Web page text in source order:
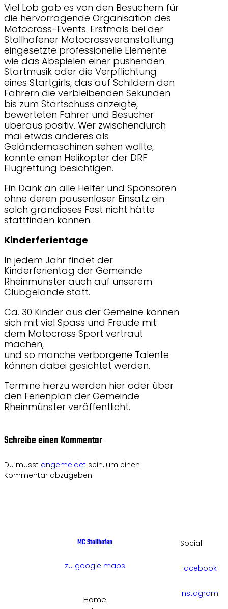
Viel Lob gab es von den Besuchern für
die hervorragende Organisation des
Motocross-Events. Erstmals bei der
Stollhofener Motocrossveranstaltung
eingesetzte professionelle Elemente
wie das Abspielen einer pushenden
Startmusik oder die Verpflichtung
eines Startgirls, das auf Schildern den
Fahrern die verbleibenden Sekunden
bis zum Startschuss anzeigte,
bewerteten Fahrer und Besucher
überaus positiv. Wer zwischendurch
mal etwas anderes als
Geländemaschinen sehen wollte,
konnte einen Helikopter der DRF
Flugrettung besichtigen.
Ein Dank an alle Helfer und Sponsoren
ohne deren pausenloser Einsatz ein
solch grandioses Fest nicht hätte
stattfinden können.
Kinderferientage
In jedem Jahr findet der
Kinderferientag der Gemeinde
Rheinmünster auch auf unserem
Clubgelände statt.
Ca. 30 Kinder aus der Gemeine können
sich mit viel Spass und Freude mit
dem Motocross Sport vertraut
machen,
und so manche verborgene Talente
können dabei gesichtet werden.
Termine hierzu werden hier oder über
den Ferienplan der Gemeinde
Rheinmünster veröffentlicht.
Schreibe einen Kommentar
Du musst angemeldet sein, um einen
Kommentar abzugeben.
MC Stollhofen
zu google maps
Home
Social
Facebook
Instagram